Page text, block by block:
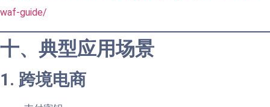
waf-guide/
十、典型应用场景
1. 跨境电商